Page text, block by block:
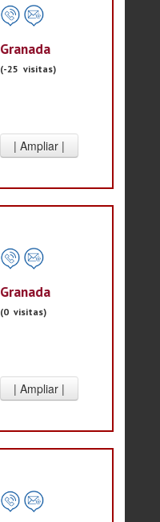
Granada
(-25 visitas)
Granada
(0 visitas)